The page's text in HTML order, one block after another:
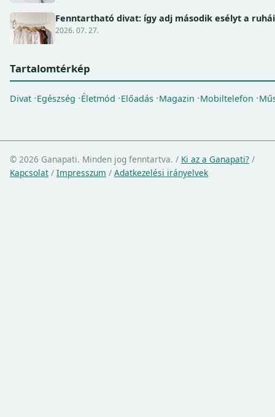
Fenntartható divat: így adj második esélyt a
2026. 07. 27.
Tartalomtérkép
Divat Egészség Életmód Előadás Magazin Mobiltelefon
© 2026 Ganapati. Minden jog fenntartva. / Ki az a Ganapati? /
Kapcsolat / Impresszum / Adatkezelési irányelvek